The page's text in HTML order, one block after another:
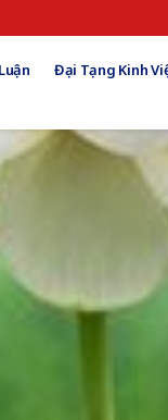
Luận Đại Tạng Kinh